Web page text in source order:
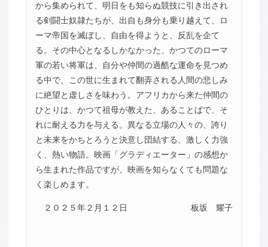
から集められて、明日をも知らぬ競技に引き出され
る剣闘士奴隷たちが、出自も身分も乗り越えて、ロ
ーマ帝国を滅ぼし、自由を得ようと、反乱を企て
る。その中心となるしかなかった、かつてのローマ
軍の若い将軍は、自分や仲間の過酷な運命を見つめ
る中で、この世に生まれて翻弄される人間の悲しみ
に絶望と虚しさを味わう。アフリカから来た仲間の
ひとりは、かつて祖母が教えた、あることばで、そ
れに耐える力を与える。異なる立場の人々の、誇り
と未来をかちとろうと決意し団結する、激しく力強
く、熱い物語。映画「グラディエーター」の感想か
ら生まれた作品ですが、映画を知らなくても問題な
く楽しめます。
２０２５年２月１２日 板坂 耀子